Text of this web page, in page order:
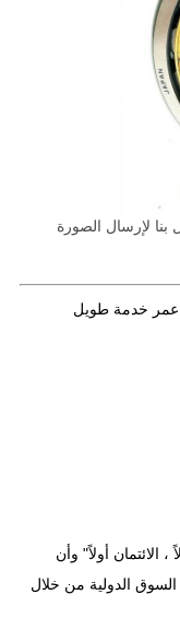
بنا لإرسال الصورة
الائتمان أولاً" وأن
الدولية من خلال